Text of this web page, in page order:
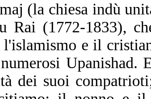
(la chiesa indù
Rai (1772-1833),
e il
dei suoi